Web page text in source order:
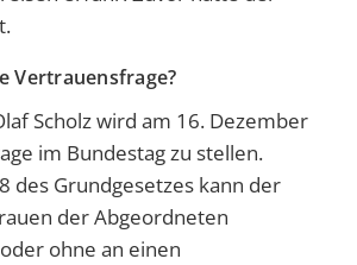
Vertrauensfrage?
Scholz wird am 16. Dezember
im Bundestag zu stellen.
des Grundgesetzes kann der
der Abgeordneten
ohne an einen